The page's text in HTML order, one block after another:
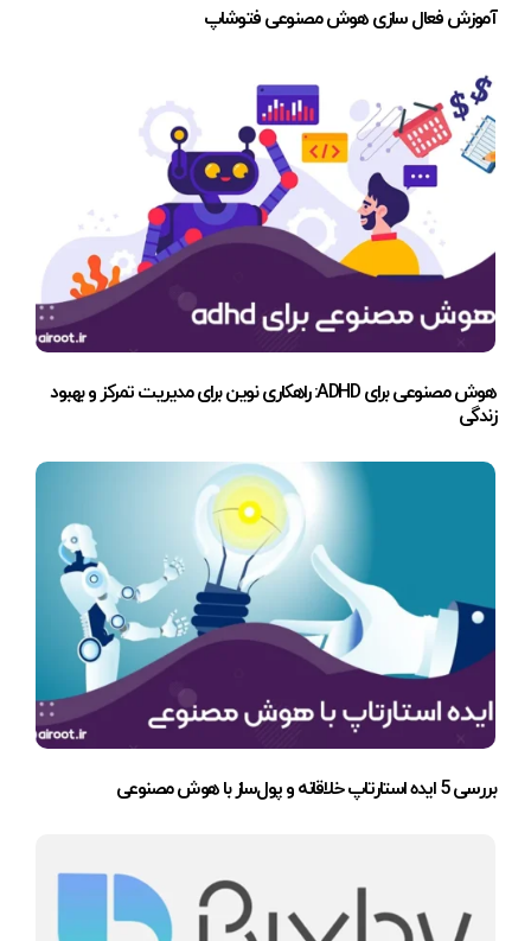
آموزش فعال سازی هوش مصنوعی فتوشاپ
هوش مصنوعی برای ADHD: راهکاری نوین برای مدیریت تمرکز و بهبود
زندگی
بررسی 5 ایده استارتاپ خلاقانه و پول‌ساز با هوش مصنوعی